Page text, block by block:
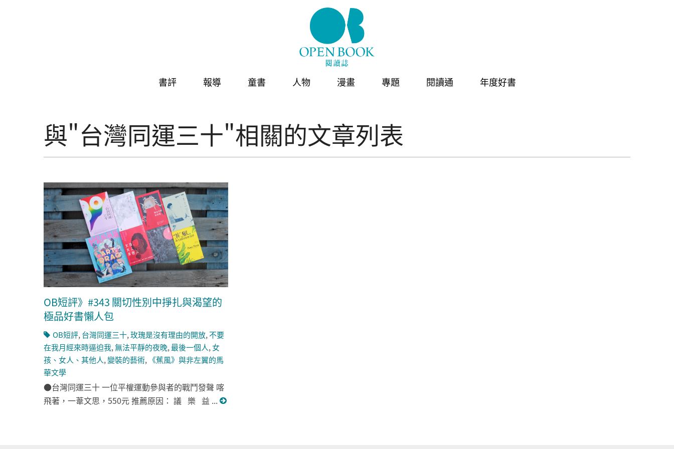
書評 報導 童書 人物 漫畫 專題 閱讀通 年度好書
與"台灣同運三十"相關的文章列表
OB短評》#343 關切性別中掙扎與渴望的
極品好書懶人包
OB短評, 台灣同運三十,玫瑰是沒有理由的開放,不要
在我月經來時逼迫我,無法平靜的夜晚,最後一個人,女
孩、女人、其他人,變裝的藝術, 《蕉風》與非左翼的馬
華文學
●台灣同運三十 一位平權運動參與者的戰鬥發聲 喀
飛著，一葦文思，550元 推薦原因： 議 樂 益 ...